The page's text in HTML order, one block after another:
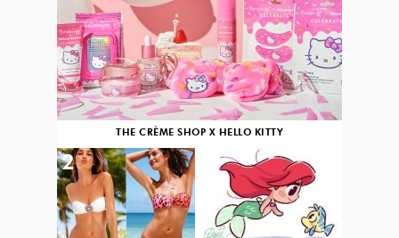
THE CRÈME SHOP X HELLO KITTY
2 3